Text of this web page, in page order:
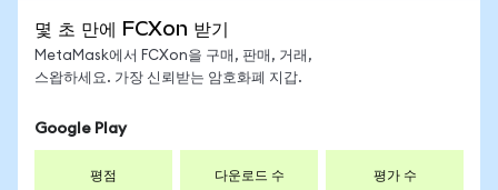
몇 초 만에 FCXon 받기
MetaMask에서 FCXon을 구매, 판매, 거래,
스왑하세요. 가장 신뢰받는 암호화폐 지갑.
Google Play
평점 다운로드 수 평가 수